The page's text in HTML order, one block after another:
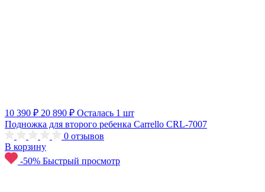
10 390 ₽ 20 890 ₽ Осталась 1 шт
Подножка для второго ребенка Carrello CRL-7007
0 отзывов
В корзину
-50% Быстрый просмотр